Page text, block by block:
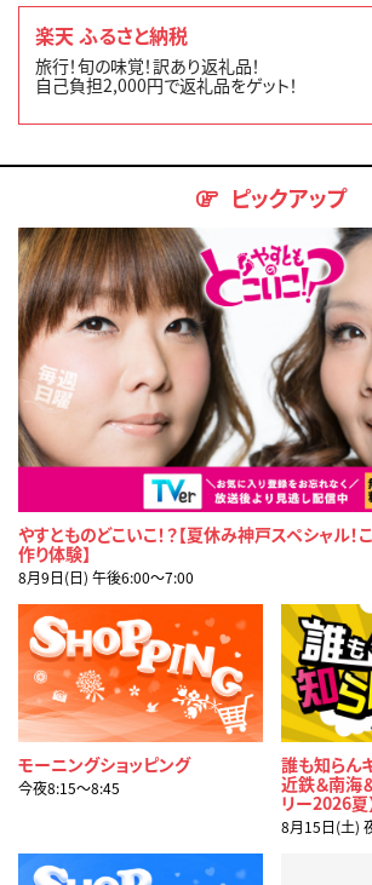
楽天 ふるさと納税
旅行！旬の味覚！訳あり返礼品！
自己負担2,000円で返礼品をゲット！
ピックアップ
やすとものどこいこ！？【夏休み神戸スペシャル！
作り体験】
8月9日(日) 午後6:00〜7:00
モーニングショッピング
今夜8:15〜8:45
誰も知らん
近鉄＆南海
リー2026夏
8月15日(土)